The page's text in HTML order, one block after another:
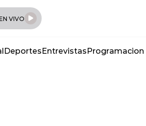
VIVO
DeportesEntrevistasProgramacion